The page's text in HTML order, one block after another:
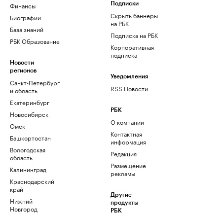
Финансы
Биографии
База знаний
РБК Образование
Новости
регионов
Санкт-Петербург
и область
Екатеринбург
Новосибирск
Омск
Башкортостан
Вологодская
область
Калининград
Краснодарский
край
Нижний
Новгород
Подписки
Скрыть баннеры
на РБК
Подписка на РБК
Корпоративная
подписка
Уведомления
RSS Новости
РБК
О компании
Контактная
информация
Редакция
Размещение
рекламы
Другие
продукты
РБК